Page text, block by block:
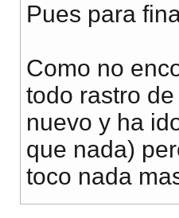
Pues para
Como no
todo rastro
nuevo y ha
que nada)
toco nada